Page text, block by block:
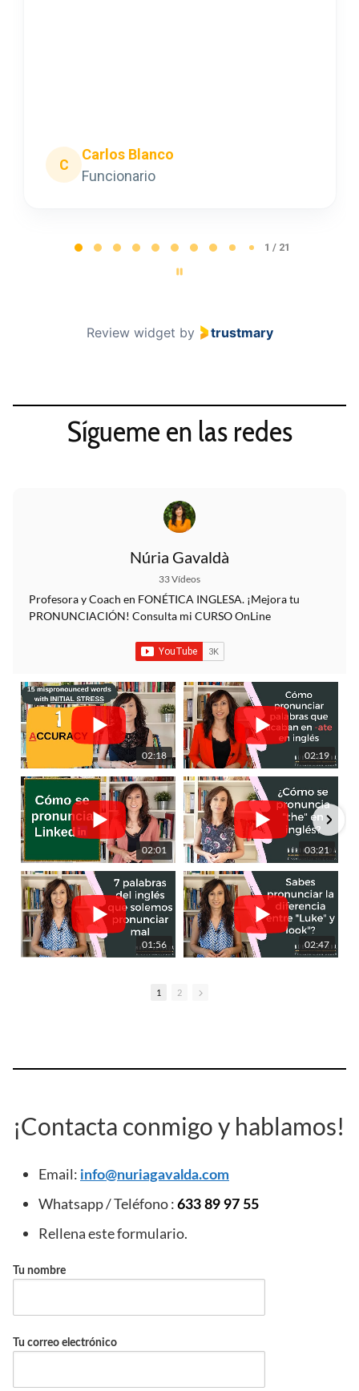
C
Carlos Blanco
Funcionario
1
1 / 21
Review widget by trustmary
Sígueme en las redes
Núria Gavaldà
33 Vídeos
Profesora y Coach en FONÉTICA INGLESA. ¡Mejora tu
PRONUNCIACIÓN! Consulta mi CURSO OnLine
02:18 02:19
02:01 03:21
01:56 02:47
1 2
¡Contacta conmigo y hablamos!
Email: info@nuriagavalda.com
Whatsapp / Teléfono : 633 89 97 55
Rellena este formulario.
Tu nombre
Tu correo electrónico